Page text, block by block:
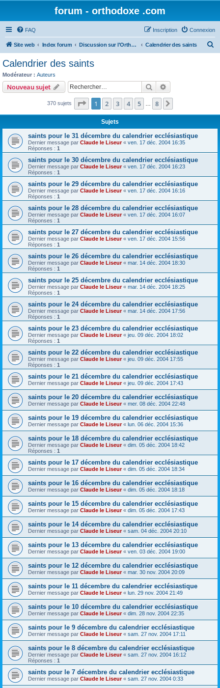
forum - orthodoxe .com
FAQ Connexion
Inscription
Site web Index forum Discussion sur l'Orthodoxie Calendrier des saints
c
Calendrier des saints
Modérateur : Auteurs
Nouveau sujet Rechercher
370 sujets Page 1sur8
1 2 3 4 5 8
Sujets
saints pour le 31 décembre du calendrier ecclésiastique
Dernier message par Claude le Liseur« ven. 17 déc. 2004 16:35
Réponses : 1
saints pour le 30 décembre du calendrier ecclésiastique
Dernier message par Claude le Liseur« ven. 17 déc. 2004 16:23
Réponses : 1
saints pour le 29 décembre du calendrier ecclésiastique
Dernier message par Claude le Liseur« ven. 17 déc. 2004 16:16
Réponses : 1
saints pour le 28 décembre du calendrier ecclésiastique
Dernier message par Claude le Liseur« ven. 17 déc. 2004 16:07
Réponses : 1
saints pour le 27 décembre du calendrier ecclésiastique
Dernier message par Claude le Liseur« ven. 17 déc. 2004 15:56
Réponses : 1
saints pour le 26 décembre du calendrier ecclésiastique
Dernier message par Claude le Liseur« mar. 14 déc. 2004 18:30
Réponses : 1
saints pour le 25 décembre du calendrier ecclésiastique
Dernier message par Claude le Liseur« mar. 14 déc. 2004 18:25
Réponses : 1
saints pour le 24 décembre du calendrier ecclésiastique
Dernier message par Claude le Liseur« mar. 14 déc. 2004 17:56
Réponses : 1
saints pour le 23 décembre du calendrier ecclésiastique
Dernier message par Claude le Liseur« jeu. 09 déc. 2004 18:02
Réponses : 1
saints pour le 22 décembre du calendrier ecclésiastique
Dernier message par Claude le Liseur« jeu. 09 déc. 2004 17:55
Réponses : 1
saints pour le 21 décembre du calendrier ecclésiastique
Dernier message par Claude le Liseur« jeu. 09 déc. 2004 17:43
saints pour le 20 décembre du calendrier ecclésiastique
Dernier message par Claude le Liseur« mer. 08 déc. 2004 22:48
saints pour le 19 décembre du calendrier ecclésiastique
Dernier message par Claude le Liseur« lun. 06 déc. 2004 15:36
saints pour le 18 décembre du calendrier ecclésiastique
Dernier message par Claude le Liseur« dim. 05 déc. 2004 18:42
Réponses : 1
saints pour le 17 décembre du calendrier ecclésiastique
Dernier message par Claude le Liseur« dim. 05 déc. 2004 18:34
saints pour le 16 décembre du calendrier ecclésiastique
Dernier message par Claude le Liseur« dim. 05 déc. 2004 18:18
saints pour le 15 décembre du calendrier ecclésiastique
Dernier message par Claude le Liseur« dim. 05 déc. 2004 17:43
saints pour le 14 décembre du calendrier ecclésiastique
Dernier message par Claude le Liseur« sam. 04 déc. 2004 20:10
saints pour le 13 décembre du calendrier ecclésiastique
Dernier message par Claude le Liseur« ven. 03 déc. 2004 19:00
saints pour le 12 décembre du calendrier ecclésiastique
Dernier message par Claude le Liseur« mar. 30 nov. 2004 20:09
saints pour le 11 décembre du calendrier ecclésiastique
Dernier message par Claude le Liseur« lun. 29 nov. 2004 21:49
saints pour le 10 décembre du calendrier ecclésiastique
Dernier message par Claude le Liseur« dim. 28 nov. 2004 22:35
saints pour le 9 décembre du calendrier ecclésiastique
Dernier message par Claude le Liseur« sam. 27 nov. 2004 17:11
saints pour le 8 décembre du calendrier ecclésiastique
Dernier message par Claude le Liseur« sam. 27 nov. 2004 16:12
Réponses : 1
saints pour le 7 décembre du calendrier ecclésiastique
Dernier message par Claude le Liseur« sam. 27 nov. 2004 0:33